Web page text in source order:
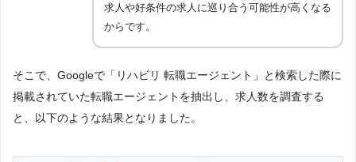
求人や好条件の求人に巡り合う可能性が高くなる
からです。
そこで、Googleで「リハビリ 転職エージェント」と検索した際に
掲載されていた転職エージェントを抽出し、求人数を調査する
と、以下のような結果となりました。